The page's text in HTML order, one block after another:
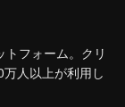
フォーム。クリ
人以上が利用し